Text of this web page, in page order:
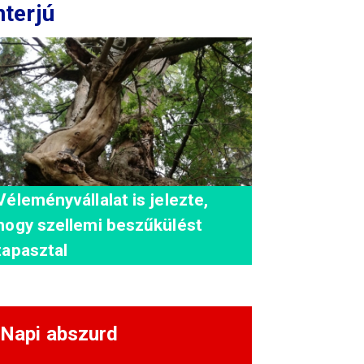
is jelezte,
szellemi beszűkülést
Napi abszurd